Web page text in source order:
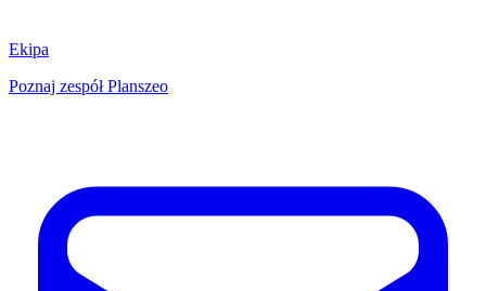
Ekipa
Poznaj zespół Planszeo